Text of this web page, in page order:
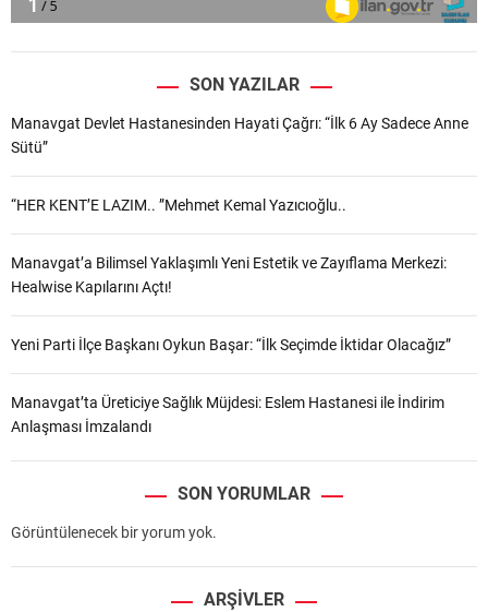
SON YAZILAR
Manavgat Devlet Hastanesinden Hayati Çağrı: “İlk 6 Ay Sadece Anne
Sütü”
“HER KENT’E LAZIM.. ”Mehmet Kemal Yazıcıoğlu..
Manavgat’a Bilimsel Yaklaşımlı Yeni Estetik ve Zayıflama Merkezi:
Healwise Kapılarını Açtı!
Yeni Parti İlçe Başkanı Oykun Başar: “İlk Seçimde İktidar Olacağız”
Manavgat’ta Üreticiye Sağlık Müjdesi: Eslem Hastanesi ile İndirim
Anlaşması İmzalandı
SON YORUMLAR
Görüntülenecek bir yorum yok.
ARŞIVLER